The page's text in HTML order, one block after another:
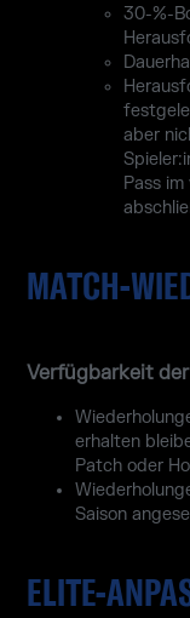
30-%-
aber
Pass
MATCH-
Verfügbarkeit
erhalten
Patch oder
Saison
ELITE-